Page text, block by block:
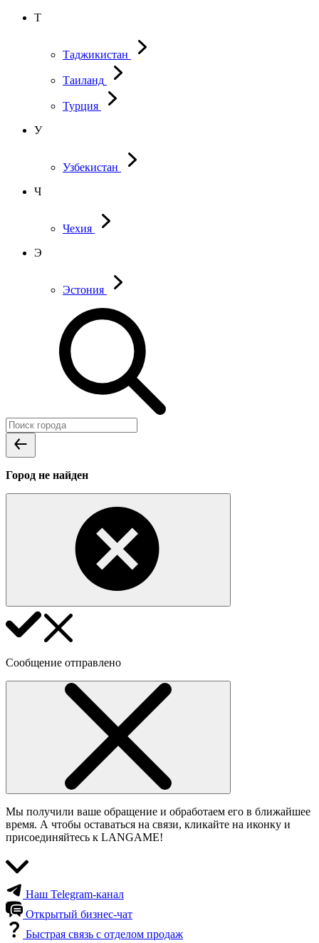
Т
Таджикистан
Таиланд
Турция
У
Узбекистан
Ч
Чехия
Э
Эстония
Город не найден
Сообщение отправлено
Мы получили ваше обращение и обработаем его в ближайшее
время. А чтобы оставаться на связи, кликайте на иконку и
присоединяйтесь к LANGAME!
Наш Telegram-канал
Открытый бизнес-чат
Быстрая связь с отделом продаж